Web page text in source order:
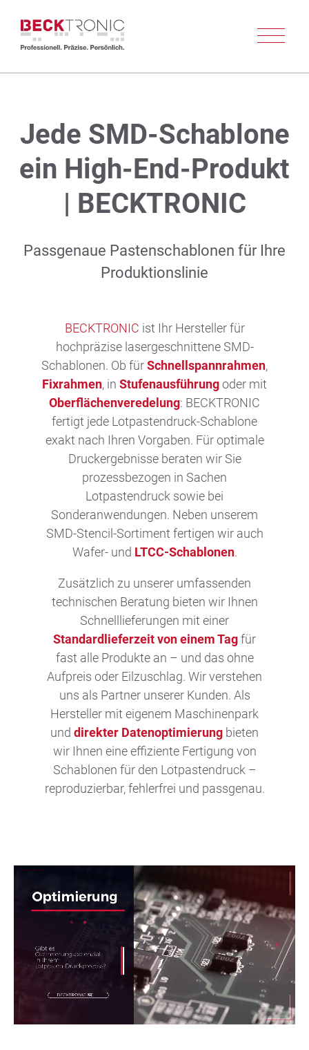
SMD-SchablonenSMD-Schablonen
Laserfeinschneidteile
Zubehör
Service
Unternehmen
Unternehmen
Presse/News
Technik Blog
EN | FR
Jede SMD-Schablone
ein High-End-Produkt
| BECKTRONIC
Passgenaue Pastenschablonen für Ihre
Produktionslinie
BECKTRONIC ist Ihr Hersteller für
hochpräzise lasergeschnittene SMD-
Schablonen. Ob fürSchnellspannrahmen,
Fixrahmen, in Stufenausführungoder mit
Oberflächenveredelung: BECKTRONIC
fertigt jede Lotpastendruck-Schablone
exakt nach Ihren Vorgaben. Für optimale
Druckergebnisse beraten wir Sie
prozessbezogen in Sachen
Lotpastendruck sowie bei
Sonderanwendungen. Neben unserem
SMD-Stencil-Sortiment fertigen wir auch
Wafer- und LTCC-Schablonen.
Zusätzlich zu unserer umfassenden
technischen Beratung bieten wir Ihnen
Schnelllieferungen mit einer
Standardlieferzeit von einem Tagfür
fast alle Produkte an – und das ohne
Aufpreis oder Eilzuschlag. Wir verstehen
uns als Partner unserer Kunden. Als
Hersteller mit eigenem Maschinenpark
und direkter Datenoptimierung bieten
wir Ihnen eine effiziente Fertigung von
Schablonen für den Lotpastendruck –
reproduzierbar, fehlerfrei und passgenau.